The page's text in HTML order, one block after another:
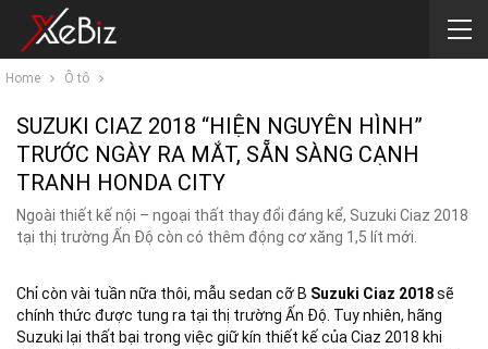
Home Ô tô
SUZUKI CIAZ 2018 “HIỆN NGUYÊN HÌNH”
TRƯỚC NGÀY RA MẮT, SẴN SÀNG CẠNH
TRANH HONDA CITY
Ngoài thiết kế nội – ngoại thất thay đổi đáng kể, Suzuki Ciaz 2018
tại thị trường Ấn Độ còn có thêm động cơ xăng 1,5 lít mới.
Chỉ còn vài tuần nữa thôi, mẫu sedan cỡ B Suzuki Ciaz 2018sẽ
chính thức được tung ra tại thị trường Ấn Độ. Tuy nhiên, hãng
Suzuki lại thất bại trong việc giữ kín thiết kế của Ciaz 2018 khi